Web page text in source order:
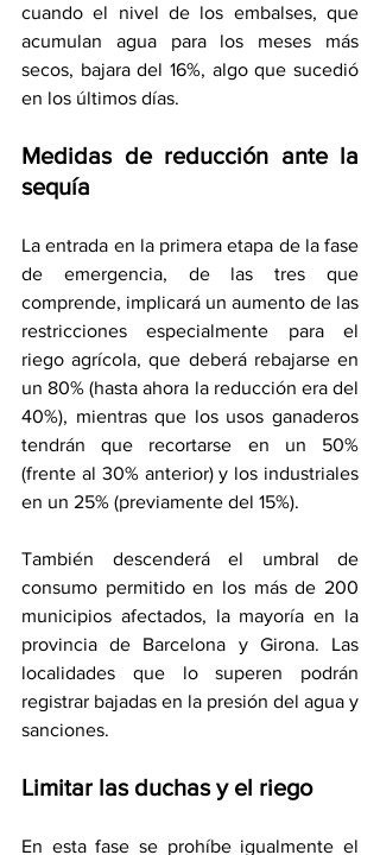
cuando el nivel de los embalses, que
acumulan agua para los meses más
secos, bajara del 16%, algo que sucedió
en los últimos días.
Medidas de reducción ante la
sequía
La entrada en la primera etapa de la fase
de emergencia, de las tres que
comprende, implicará un aumento de las
restricciones especialmente para el
riego agrícola, que deberá rebajarse en
un 80% (hasta ahora la reducción era del
40%), mientras que los usos ganaderos
tendrán que recortarse en un 50%
(frente al 30% anterior) y los industriales
en un 25% (previamente del 15%).
También descenderá el umbral de
consumo permitido en los más de 200
municipios afectados, la mayoría en la
provincia de Barcelona y Girona. Las
localidades que lo superen podrán
registrar bajadas en la presión del agua y
sanciones.
Limitar las duchas y el riego
En esta fase se prohíbe igualmente el